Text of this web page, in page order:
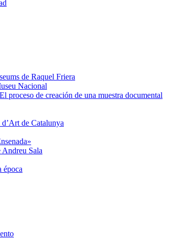
de Raquel Friera
Nacional
proceso de creación de una muestra documental
de Catalunya
Andreu Sala
época